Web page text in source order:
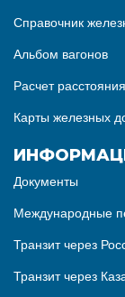
Справочник
Альбом вагонов
Расчет
Карты железных
Документы
Международные
Транзит через
Транзит через